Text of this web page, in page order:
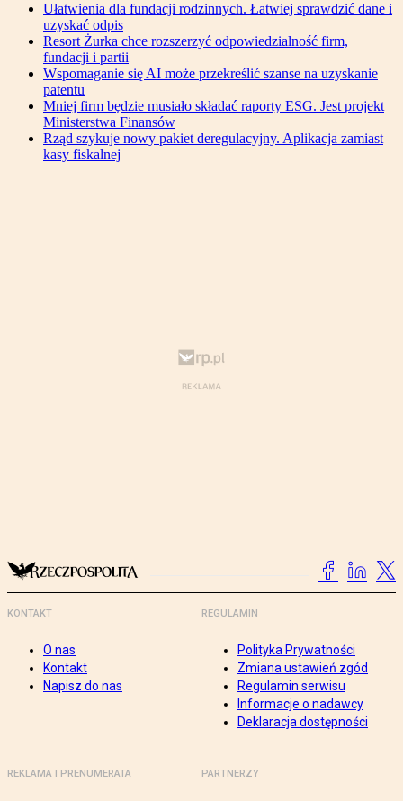
Ułatwienia dla fundacji rodzinnych. Łatwiej sprawdzić dane i
uzyskać odpis
Resort Żurka chce rozszerzyć odpowiedzialność firm,
fundacji i partii
Wspomaganie się AI może przekreślić szanse na uzyskanie
patentu
Mniej firm będzie musiało składać raporty ESG. Jest projekt
Ministerstwa Finansów
Rząd szykuje nowy pakiet deregulacyjny. Aplikacja zamiast
kasy fiskalnej
KONTAKT
O nas
Kontakt
Napisz do nas
REGULAMIN
Polityka Prywatności
Zmiana ustawień zgód
Regulamin serwisu
Informacje o nadawcy
Deklaracja dostępności
REKLAMA I PRENUMERATA PARTNERZY